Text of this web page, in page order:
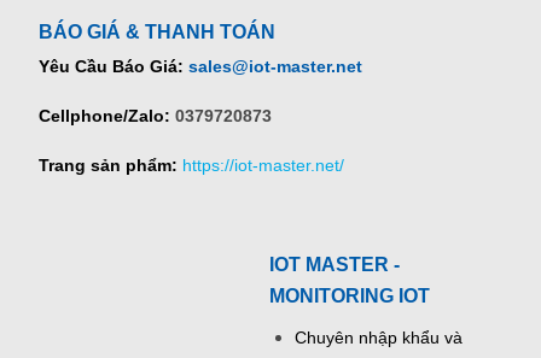
BÁO GIÁ & THANH TOÁN
Yêu Cầu Báo Giá: sales@iot-master.net
Cellphone/Zalo: 0379720873
Trang sản phẩm: https://iot-master.net/
IOT MASTER -
MONITORING IOT
Chuyên nhập khẩu và